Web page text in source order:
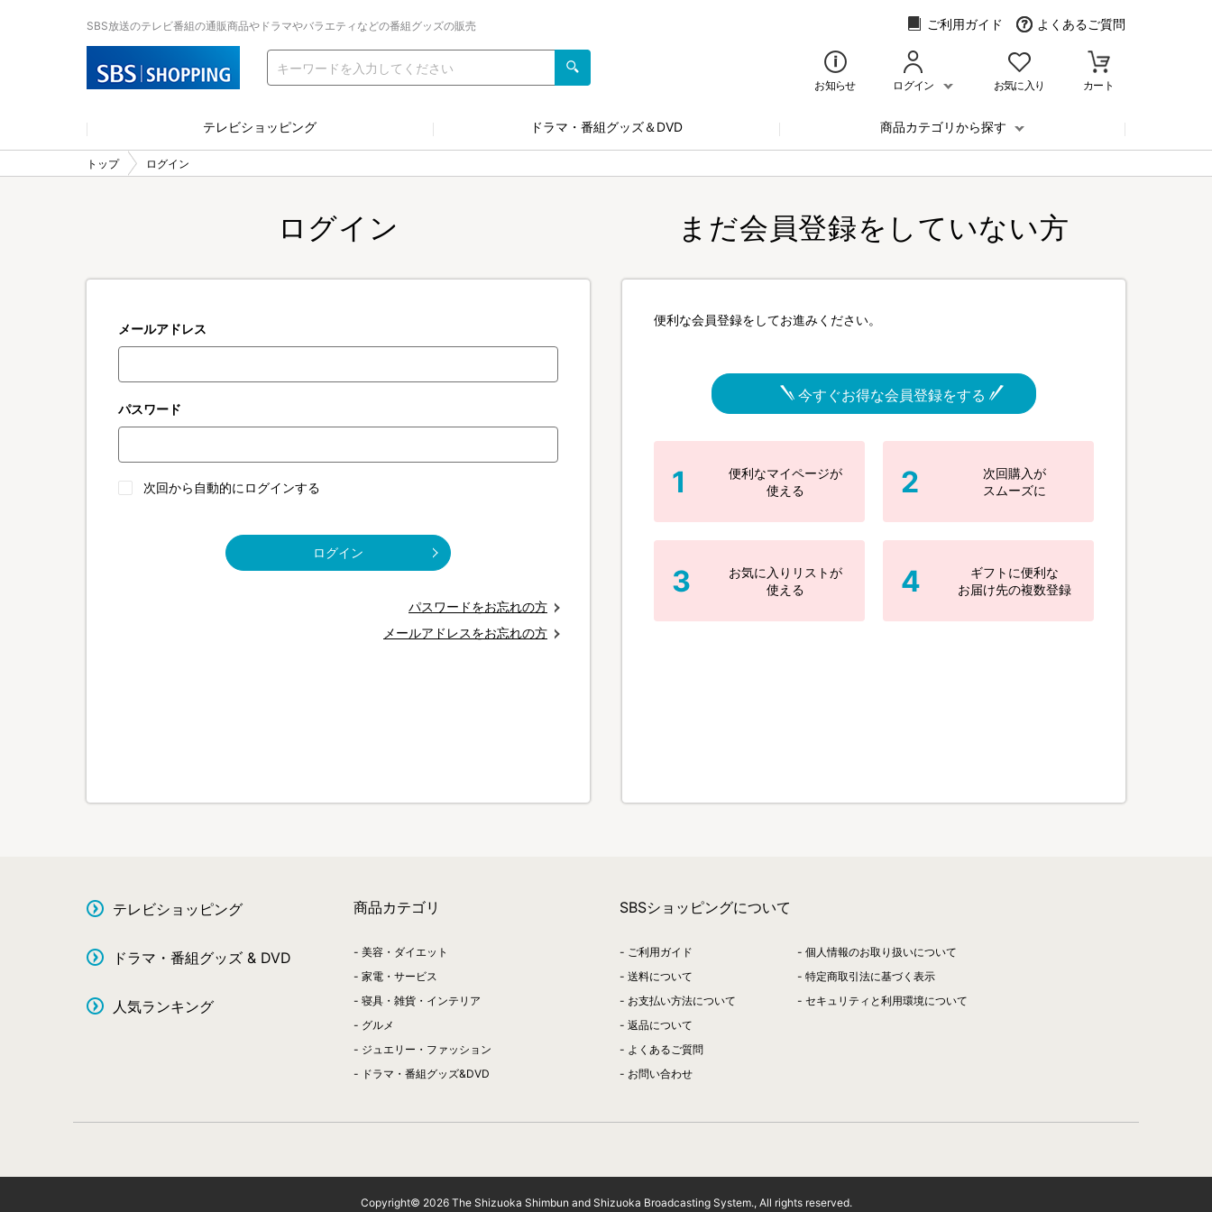
SBS放送のテレビ番組の通販商品やドラマやバラエティなどの番組グッズの販売 ご利用ガイド よくあるご質問
お知らせ ログイン お気に入り カート
テレビショッピング ドラマ・番組グッズ＆DVD 商品カテゴリから探す
トップ ログイン
ログイン
メールアドレス
パスワード
次回から自動的にログインする
ログイン
パスワードをお忘れの方
メールアドレスをお忘れの方
まだ会員登録をしていない方
便利な会員登録をしてお進みください。
今すぐお得な会員登録をする
1
便利なマイページが
使える
2
次回購入が
スムーズに
3
お気に入りリストが
使える
4
ギフトに便利な
お届け先の複数登録
テレビショッピング
ドラマ・番組グッズ & DVD
人気ランキング
商品カテゴリ
美容・ダイエット
家電・サービス
寝具・雑貨・インテリア
グルメ
ジュエリー・ファッション
ドラマ・番組グッズ&DVD
SBSショッピングについて
ご利用ガイド
送料について
お支払い方法について
返品について
よくあるご質問
お問い合わせ
個人情報のお取り扱いについて
特定商取引法に基づく表示
セキュリティと利用環境について
Copyright© 2026The Shizuoka Shimbun and Shizuoka Broadcasting System., All rights reserved.